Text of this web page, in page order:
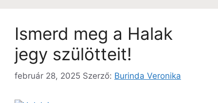
Ismerd meg a Halak
jegy szülötteit!
február 28, 2025 Szerző: Burinda Veronika